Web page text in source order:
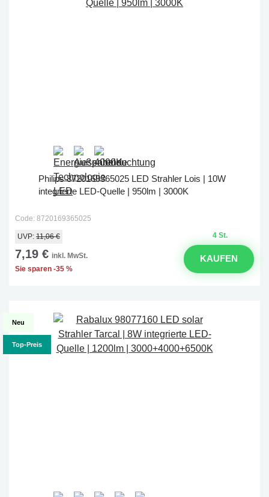
Philips 8720169365025 LED Strahler Lois | 10W
integrierte LED-Quelle | 950lm | 3000K
Code: 8720169365025
4 St.
UVP: 11,06 €
7,19 € inkl. MwSt.
Sie sparen -35 %
KAUFEN
Neu
Top-Preis